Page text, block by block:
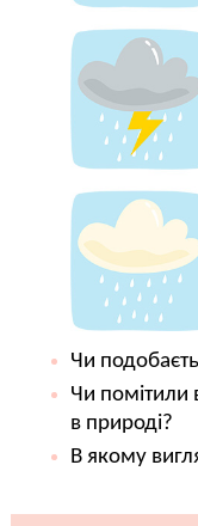
Чи
Чи помітили
в природі?
В якому